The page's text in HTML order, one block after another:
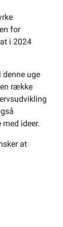
for
i 2024
denne uge
række
ideer.
at